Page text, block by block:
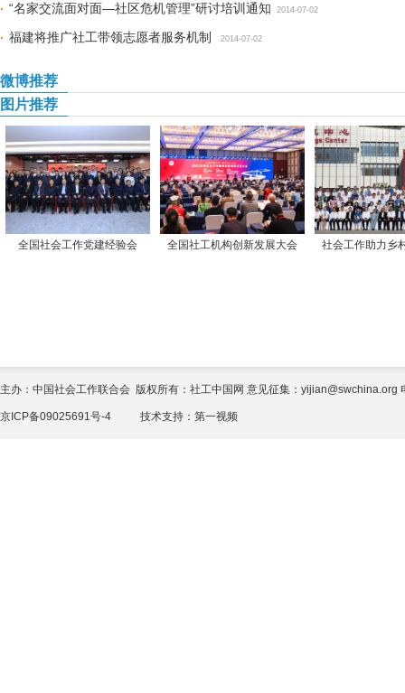
“名家交流面对面—社区危机管理”研讨培训通知 2014-07-02
福建将推广社工带领志愿者服务机制 2014-07-02
微博推荐
图片推荐
全国社会工作党建经验会 全国社工机构创新发展大会 社会工作助力乡
主办：中国社会工作联合会 版权所有：社工中国网 意见征集：yijian@swchina.org
京ICP备09025691号-4 技术支持： 第一视频